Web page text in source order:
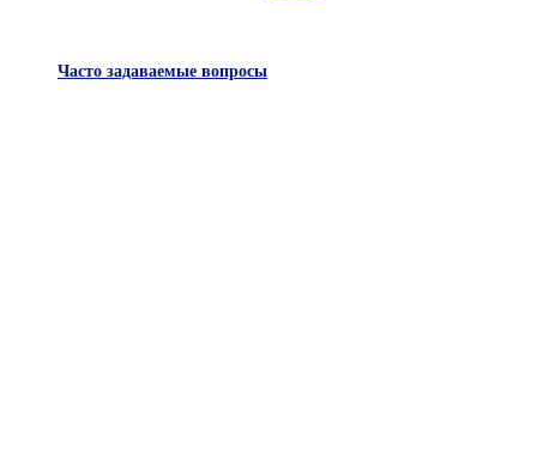
Часто задаваемые вопросы